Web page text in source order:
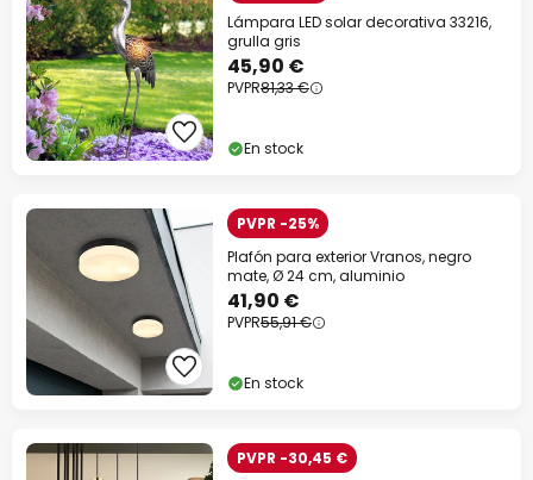
Lámpara LED solar decorativa 33216,
grulla gris
45,90 €
PVPR81,33 €
En stock
PVPR -25%
Plafón para exterior Vranos, negro
mate, Ø 24 cm, aluminio
41,90 €
PVPR55,91 €
En stock
PVPR -30,45 €